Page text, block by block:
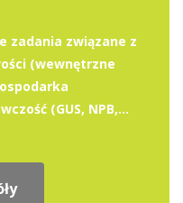
zadania związane z
(wewnętrzne
(GUS, NPB,...